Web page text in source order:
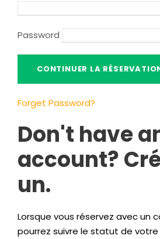
Password
Forget Password?
Don't have
account?
un.
Lorsque vous réservez avec un
pourrez suivre le statut de